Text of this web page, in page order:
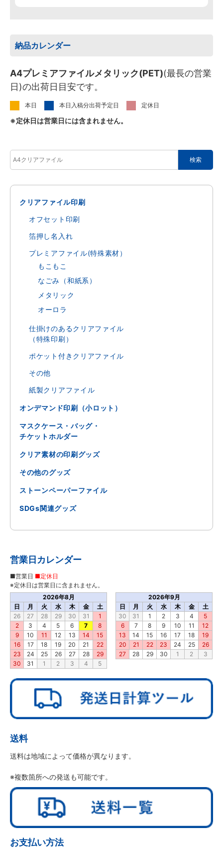
納品カレンダー
A4プレミアファイルメタリック(PET)(最長の営業
日)の出荷日目安です。
本日 本日入稿分出荷予定日 定休日
※定休日は営業日には含まれません。
クリアファイル印刷
オフセット印刷
箔押し名入れ
プレミアファイル(特殊素材）
もこもこ
なごみ（和紙系）
メタリック
オーロラ
仕掛けのあるクリアファイル
（特殊印刷）
ポケット付きクリアファイル
その他
紙製クリアファイル
オンデマンド印刷（小ロット）
マスクケース・バッグ・
チケットホルダー
クリア素材の印刷グッズ
その他のグッズ
ストーンペーパーファイル
SDGs関連グッズ
営業日カレンダー
2026年8月
日
月 火 水 木 金
土
26
27 28 29 30 31
1
2
3 4 5 6 7
8
9
10 11 12 13 14
15
16
17 18 19 20 21
22
23
24 25 26 27 28
29
30
31 1 2 3 4 5
2026年9月
日
月 火 水 木 金
土
30
31 1 2 3 4
5
6
7 8 9 10 11
12
13
14 15 16 17 18
19
20
21 22 23 24 25
26
27
28 29 30 1 2 3
■営業日 ■定休日
※定休日は営業日に含まれません。
送料
送料は地域によって価格が異なります。
※複数箇所への発送も可能です。
お支払い方法